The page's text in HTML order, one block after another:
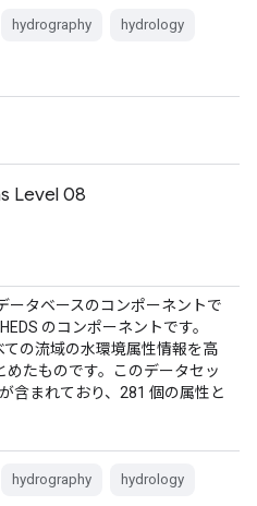
hydrography hydrology
Level 08
ータベースのコンポーネントで
のコンポーネントです。
の流域の水環境属性情報を高
たものです。このデータセッ
含まれており、281 個の属性と
hydrography hydrology